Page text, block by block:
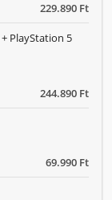
229.890 Ft
244.890 Ft
PlayStation 5
69.990 Ft